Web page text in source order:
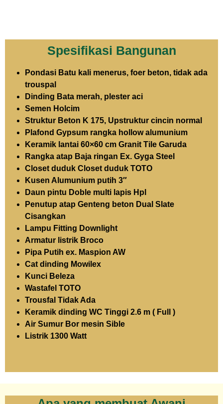
Spesifikasi Bangunan
Pondasi Batu kali menerus, foer beton, tidak ada
trouspal
Dinding Bata merah, plester aci
Semen Holcim
Struktur Beton K 175, Upstruktur cincin normal
Plafond Gypsum rangka hollow alumunium
Keramik lantai 60×60 cm Granit Tile Garuda
Rangka atap Baja ringan Ex. Gyga Steel
Closet duduk Closet duduk TOTO
Kusen Alumunium putih 3″
Daun pintu Doble multi lapis Hpl
Penutup atap Genteng beton Dual Slate
Cisangkan
Lampu Fitting Downlight
Armatur listrik Broco
Pipa Putih ex. Maspion AW
Cat dinding Mowilex
Kunci Beleza
Wastafel TOTO
Trousfal Tidak Ada
Keramik dinding WC Tinggi 2.6 m ( Full )
Air Sumur Bor mesin Sible
Listrik 1300 Watt